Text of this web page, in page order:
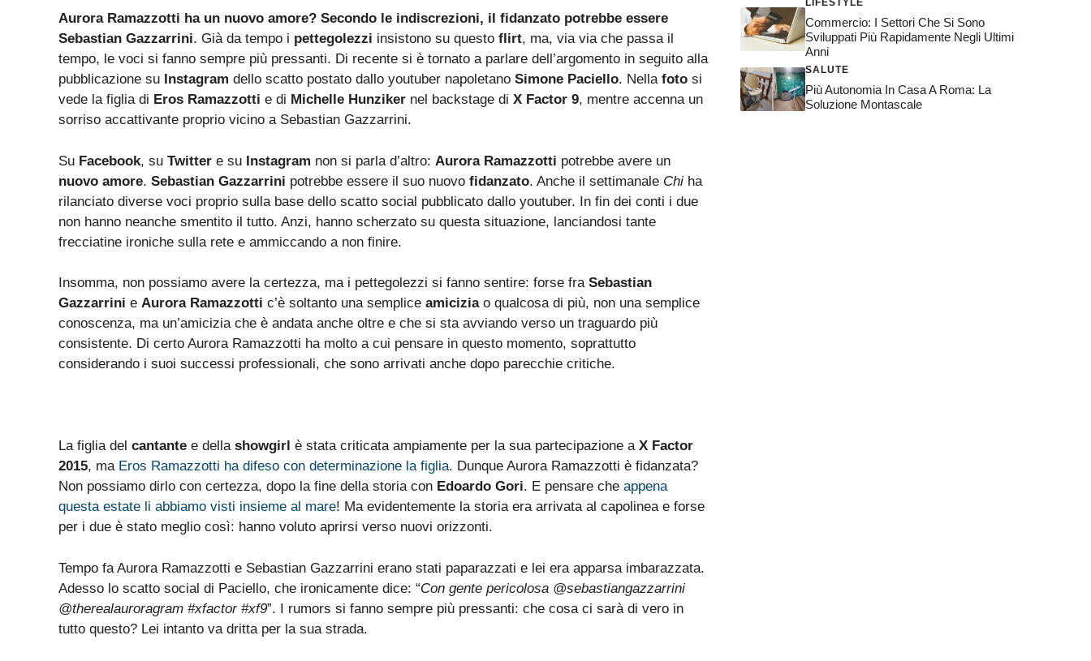
Aurora Ramazzotti ha un nuovo amore? Secondo le indiscrezioni, il fidanzato potrebbe essere
Sebastian Gazzarrini. Già da tempo i pettegolezzi insistono su questo flirt, ma, via via che passa il
tempo, le voci si fanno sempre più pressanti. Di recente si è tornato a parlare dell’argomento in seguito alla
pubblicazione su Instagram dello scatto postato dallo youtuber napoletano Simone Paciello. Nella foto si
vede la figlia di Eros Ramazzotti e di Michelle Hunziker nel backstage di X Factor 9, mentre accenna un
sorriso accattivante proprio vicino a Sebastian Gazzarrini.
Su Facebook, su Twitter e su Instagram non si parla d’altro: Aurora Ramazzotti potrebbe avere un
nuovo amore. Sebastian Gazzarrini potrebbe essere il suo nuovo fidanzato. Anche il settimanale Chi ha
rilanciato diverse voci proprio sulla base dello scatto social pubblicato dallo youtuber. In fin dei conti i due
non hanno neanche smentito il tutto. Anzi, hanno scherzato su questa situazione, lanciandosi tante
frecciatine ironiche sulla rete e ammiccando a non finire.
Insomma, non possiamo avere la certezza, ma i pettegolezzi si fanno sentire: forse fra Sebastian
Gazzarrini e Aurora Ramazzotti c’è soltanto una semplice amiciziao qualcosa di più, non una semplice
conoscenza, ma un’amicizia che è andata anche oltre e che si sta avviando verso un traguardo più
consistente. Di certo Aurora Ramazzotti ha molto a cui pensare in questo momento, soprattutto
considerando i suoi successi professionali, che sono arrivati anche dopo parecchie critiche.
La figlia del cantante e della showgirl è stata criticata ampiamente per la sua partecipazione a X Factor
2015, ma Eros Ramazzotti ha difeso con determinazione la figlia. Dunque Aurora Ramazzotti è fidanzata?
Non possiamo dirlo con certezza, dopo la fine della storia con Edoardo Gori. E pensare che appena
questa estate li abbiamo visti insieme al mare! Ma evidentemente la storia era arrivata al capolinea e forse
per i due è stato meglio così: hanno voluto aprirsi verso nuovi orizzonti.
Tempo fa Aurora Ramazzotti e Sebastian Gazzarrini erano stati paparazzati e lei era apparsa imbarazzata.
Adesso lo scatto social di Paciello, che ironicamente dice: “Con gente pericolosa @sebastiangazzarrini
@therealauroragram #xfactor #xf9”. I rumors si fanno sempre più pressanti: che cosa ci sarà di vero in
tutto questo? Lei intanto va dritta per la sua strada.
Commercio: I Settori Che Si Sono
Sviluppati Più Rapidamente Negli Ultimi
Anni
SALUTE
Più Autonomia In Casa A Roma: La
Soluzione Montascale